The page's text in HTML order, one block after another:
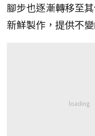
腳步也逐漸轉移至
新鮮製作，提供不